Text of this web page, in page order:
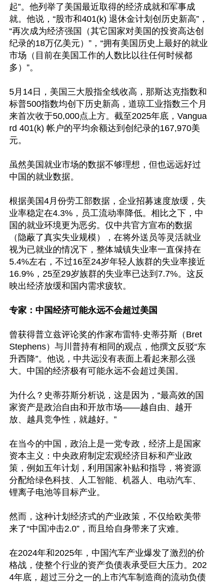
起”。他列举了美国最近取得的经济成就和军事成
就。他说，“股市和401(k) 退休金计划创历史新高”，
“再次成为经济强国（其它国家对美国的投资高达创
纪录的18万亿美元）”，“拥有美国历史上最好的就业
市场（目前在美国工作的人数比以往任何时候都
多）”。
5月14日，美国三大股指全线收高，那斯达克指数和
标普500指数均创下历史新高，道琼工业指数三个月
来首次收于50,000点上方。截至2025年底，Vangua
rd 401(k) 帐户的平均余额达到创纪录的167,970美
元。
虽然美国就业市场的数据不够理想，但也远远好过
中国的就业数据。
根据美国4月份劳工部数据，企业招募速度放缓，失
业率稳定在4.3%，员工流动率降低。相比之下，中
国的就业环境更为恶劣。仅中共官方宣布的数据
（隐蔽了真实失业规模），在将外送员等灵活就业
视为已就业的情况下，整体城镇失业率一直保持在
5.4%左右，不过16至24岁年轻人族群的失业率接近
16.9%，25至29岁族群的失业率已达到7.7%。这反
映出经济放缓和国内需求疲软。
专家：中国经济可能永远不会超过美国
曾获得普立兹评论奖的作家布雷特‧史蒂芬斯（Bret
Stephens）与川普持有相同的观点，他撰文反驳“东
升西降”。他说，中共远没有表面上看起来那么强
大。中国的经济极有可能永远不会超过美国。
为什么？史蒂芬斯分析说，这是因为，“最高效的国
家资产是政治自由和开放市场——越自由、越开
放、越具竞争性，就越好。”
在当今的中国，政治上是一党专政，经济上是国家
资本主义：中央政府制定宏观经济目标和产业政
策，例如五年计划，利用国家补贴和指导，将资源
分配给绿色科技、人工智能、机器人、电动汽车、
锂离子电池等目标产业。
然而，这种计划经济式的产业政策，不仅给欧美带
来了“中国冲击2.0”，而且给自身带来了灾难。
在2024年和2025年，中国汽车产业爆发了激烈的价
格战，使整个行业的资产负债表承受巨大压力。202
4年底，超过三分之一的上市汽车制造商的流动负债